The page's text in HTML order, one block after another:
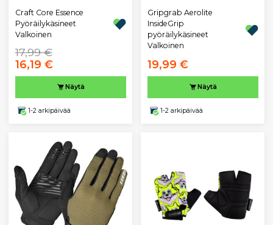
Craft Core Essence
Pyöräilykäsineet
Valkoinen
17,99 €
16,19 €
Näytä
1-2 arkipäivää
Gripgrab Aerolite
InsideGrip
pyöräilykäsineet
Valkoinen
19,99 €
Näytä
1-2 arkipäivää